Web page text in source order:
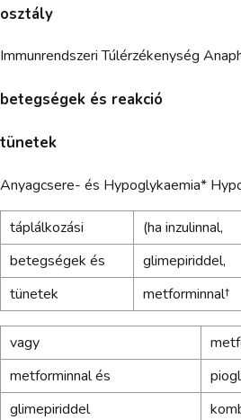
osztály
Immunrendszeri Túlérzékenység
betegségek és reakció
tünetek
Anyagcsere- és Hypoglykaemia*
táplálkozási (ha inzulinnal,
betegségek és
glimepiriddel,
tünetek
metforminnal†
vagy
metforminnal és
glimepiriddel